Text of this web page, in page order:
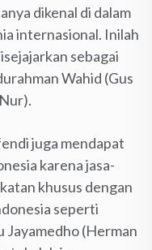
dikenal di dalam
internasional. Inilah
sebagai
Wahid (Gus
juga mendapat
karena jasa-
khusus dengan
seperti
Jayamedho (Herman